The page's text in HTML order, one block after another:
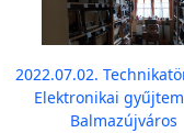
2022.07.02.
Elektronikai
Balmazújváros